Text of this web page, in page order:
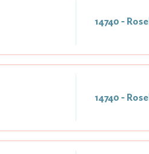
14740 - Rosel
14740 - Rosel